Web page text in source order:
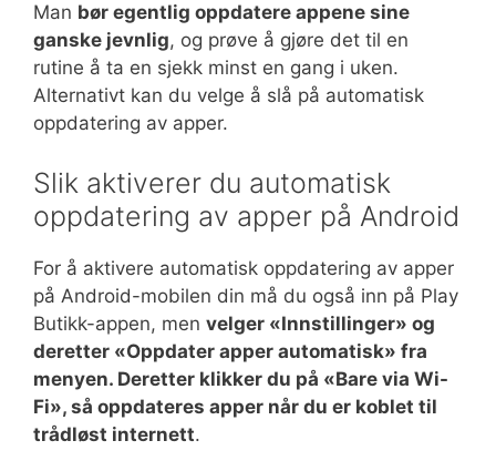
Man bør egentlig oppdatere appene sine
ganske jevnlig, og prøve å gjøre det til en
rutine å ta en sjekk minst en gang i uken.
Alternativt kan du velge å slå på automatisk
oppdatering av apper.
Slik aktiverer du automatisk
oppdatering av apper på Android
For å aktivere automatisk oppdatering av apper
på Android-mobilen din må du også inn på Play
Butikk-appen, men velger «Innstillinger» og
deretter «Oppdater apper automatisk» fra
menyen. Deretter klikker du på «Bare via Wi-
Fi», så oppdateres apper når du er koblet til
trådløst internett.